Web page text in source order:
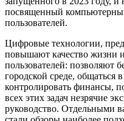
посвященный
пользователей.
Цифровые технологии,
повышают качество жизни и
пользователей: позволяют
городской среде, общаться
контролировать финансы,
всех этих задач незрячие
руководство. Отдельными